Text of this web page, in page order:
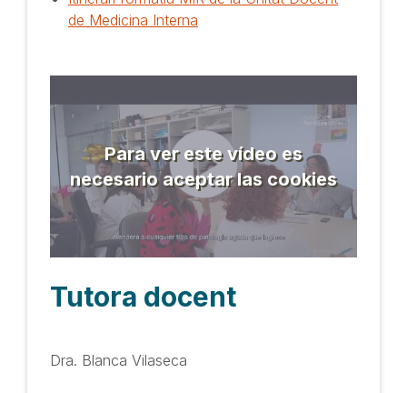
de Medicina Interna
Para ver este vídeo es
necesario aceptar las cookies
Tutora docent
Dra. Blanca Vilaseca